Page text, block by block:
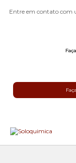
Entre em contato com